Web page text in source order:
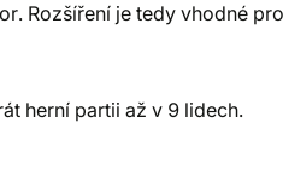
Rozšíření je tedy vhodné
herní partii až v 9 lidech.